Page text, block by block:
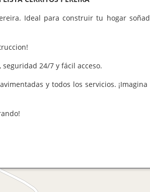
Ideal para construir tu hogar
24/7 y fácil acceso.
y todos los servicios.